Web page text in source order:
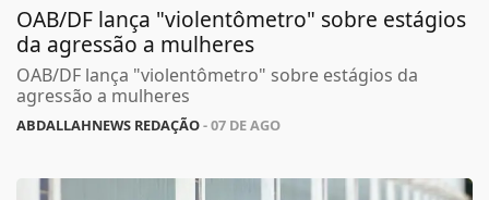
OAB/DF lança "violentômetro" sobre estágios
da agressão a mulheres
OAB/DF lança "violentômetro" sobre estágios da
agressão a mulheres
ABDALLAHNEWS REDAÇÃO- 07 DE AGO